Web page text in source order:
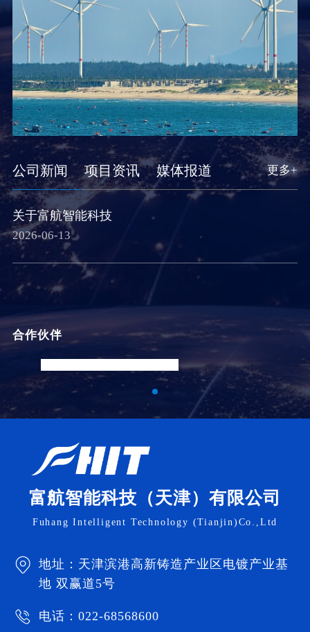
公司新闻 项目资讯 媒体报道 更多+
关于富航智能科技
2026-06-13
本，信誉至上，与时俱进，共铸辉煌”的经营宗旨
与“人无我有，人有我优，人优我新，人新我早，人
早我变”的差异化经营战略。以诚信、创新携手客户
共同创造价值、为员工创造机会、为企业打造实
力、为社会谋求和谐。我公司具备模具、精密机
局部镀、电泳喷涂、蚀刻、阳极氧化、激光雕刻、
镭射焊接、热处理、載帶包裝等完整产业链条，引
进多条国内外先进电镀生产流水线，具备挂镀、滚
合作伙伴
富航智能科技（天津）有限公司
Fuhang Intelligent Technology (Tianjin)Co.,Ltd
地址：天津滨港高新铸造产业区电镀产业基
地 双赢道5号
电话：022-68568600